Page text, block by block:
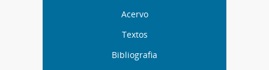
Acervo
Textos
Bibliografia